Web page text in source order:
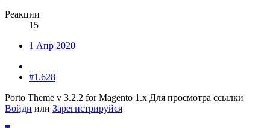
Реакции
15
1 Апр 2020
#1.628
Porto Theme v 3.2.2 for Magento 1.x Для просмотра ссылки
Войди или Зарегистрируйся